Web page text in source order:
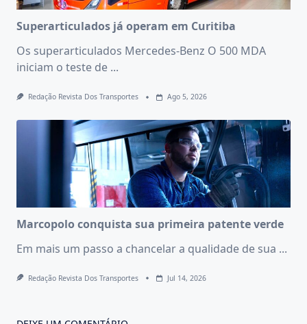
Superarticulados já operam em Curitiba
Os superarticulados Mercedes-Benz O 500 MDA
iniciam o teste de ...
Redação Revista Dos Transportes Ago 5, 2026
Marcopolo conquista sua primeira patente verde
Em mais um passo a chancelar a qualidade de sua ...
Redação Revista Dos Transportes Jul 14, 2026